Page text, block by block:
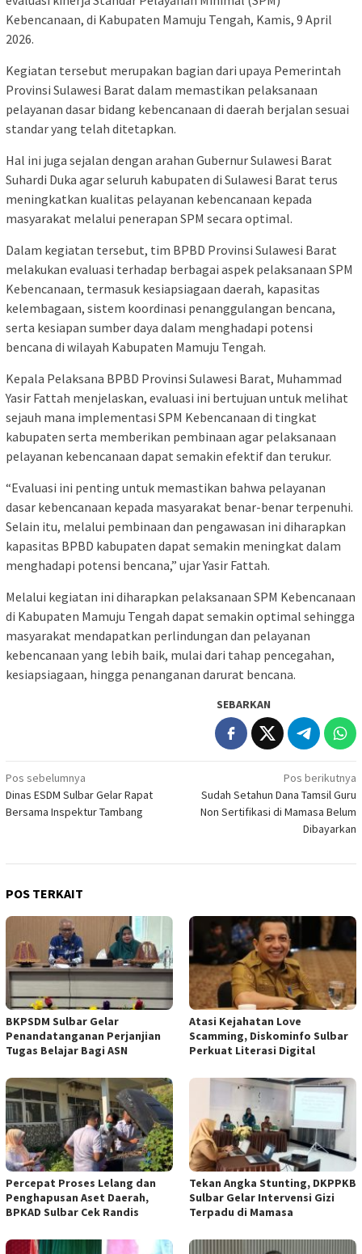
Kebencanaan, di Kabupaten Mamuju Tengah, Kamis, 9 April
2026.
Kegiatan tersebut merupakan bagian dari upaya Pemerintah
Provinsi Sulawesi Barat dalam memastikan pelaksanaan
pelayanan dasar bidang kebencanaan di daerah berjalan sesuai
standar yang telah ditetapkan.
Hal ini juga sejalan dengan arahan Gubernur Sulawesi Barat
Suhardi Duka agar seluruh kabupaten di Sulawesi Barat terus
meningkatkan kualitas pelayanan kebencanaan kepada
masyarakat melalui penerapan SPM secara optimal.
Dalam kegiatan tersebut, tim BPBD Provinsi Sulawesi Barat
melakukan evaluasi terhadap berbagai aspek pelaksanaan SPM
Kebencanaan, termasuk kesiapsiagaan daerah, kapasitas
kelembagaan, sistem koordinasi penanggulangan bencana,
serta kesiapan sumber daya dalam menghadapi potensi
bencana di wilayah Kabupaten Mamuju Tengah.
Kepala Pelaksana BPBD Provinsi Sulawesi Barat, Muhammad
Yasir Fattah menjelaskan, evaluasi ini bertujuan untuk melihat
sejauh mana implementasi SPM Kebencanaan di tingkat
kabupaten serta memberikan pembinaan agar pelaksanaan
pelayanan kebencanaan dapat semakin efektif dan terukur.
“Evaluasi ini penting untuk memastikan bahwa pelayanan
dasar kebencanaan kepada masyarakat benar-benar terpenuhi.
Selain itu, melalui pembinaan dan pengawasan ini diharapkan
kapasitas BPBD kabupaten dapat semakin meningkat dalam
menghadapi potensi bencana,” ujar Yasir Fattah.
Melalui kegiatan ini diharapkan pelaksanaan SPM Kebencanaan
di Kabupaten Mamuju Tengah dapat semakin optimal sehingga
masyarakat mendapatkan perlindungan dan pelayanan
kebencanaan yang lebih baik, mulai dari tahap pencegahan,
kesiapsiagaan, hingga penanganan darurat bencana.
SEBARKAN
Navigasi
pos
Pos sebelumnya
Dinas ESDM Sulbar Gelar Rapat
Bersama Inspektur Tambang
Pos berikutnya
Sudah Setahun Dana Tamsil Guru
Non Sertifikasi di Mamasa Belum
Dibayarkan
POS TERKAIT
BKPSDM Sulbar Gelar
Penandatanganan Perjanjian
Tugas Belajar Bagi ASN
Atasi Kejahatan Love
Scamming, Diskominfo Sulbar
Perkuat Literasi Digital
Percepat Proses Lelang dan
Penghapusan Aset Daerah,
BPKAD Sulbar Cek Randis
Tekan Angka Stunting, DKPPKB
Sulbar Gelar Intervensi Gizi
Terpadu di Mamasa